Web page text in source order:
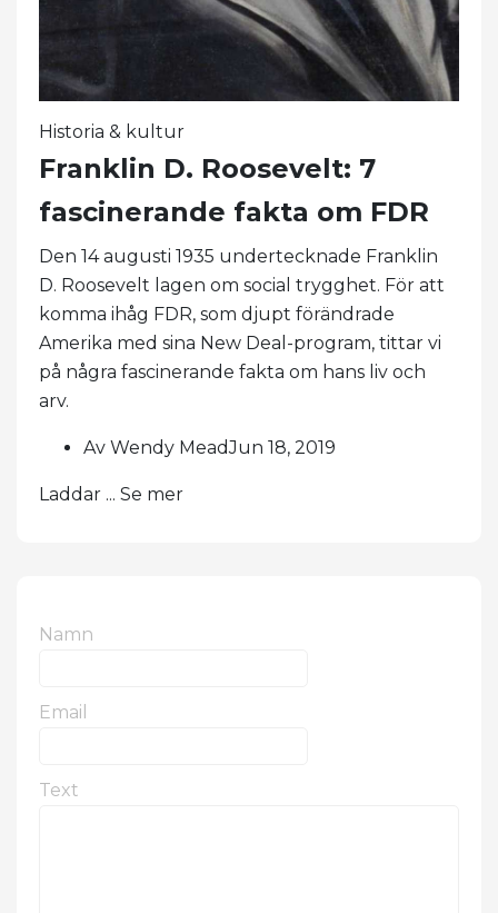
Historia & kultur
Franklin D. Roosevelt: 7
fascinerande fakta om FDR
Den 14 augusti 1935 undertecknade Franklin
D. Roosevelt lagen om social trygghet. För att
komma ihåg FDR, som djupt förändrade
Amerika med sina New Deal-program, tittar vi
på några fascinerande fakta om hans liv och
arv.
Av Wendy MeadJun 18, 2019
Laddar ... Se mer
Namn
Email
Text